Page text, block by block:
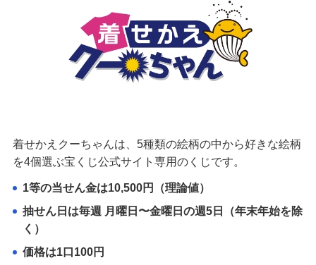
着せかえクーちゃんは、5種類の絵柄の中から好きな絵柄
を4個選ぶ宝くじ公式サイト専用のくじです。
1等の当せん金は10,500円（理論値）
抽せん日は毎週 月曜日〜金曜日の週5日（年末年始を除
く）
価格は1口100円